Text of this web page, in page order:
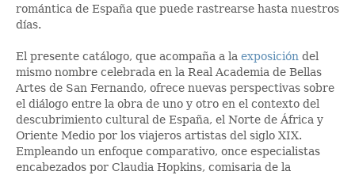
romántica de España que puede rastrearse hasta nuestros
días.
El presente catálogo, que acompaña a la exposición del
mismo nombre celebrada en la Real Academia de Bellas
Artes de San Fernando, ofrece nuevas perspectivas sobre
el diálogo entre la obra de uno y otro en el contexto del
descubrimiento cultural de España, el Norte de África y
Oriente Medio por los viajeros artistas del siglo XIX.
Empleando un enfoque comparativo, once especialistas
encabezados por Claudia Hopkins, comisaria de la